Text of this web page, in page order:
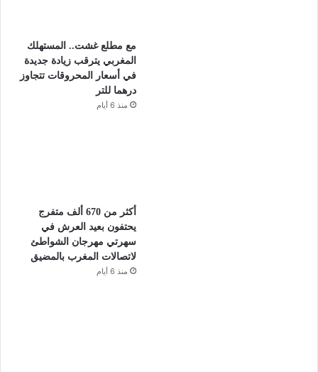
مع مطلع غشت.. المستهلك
المغربي يترقب زيادة جديدة
في أسعار المحروقات تتجاوز
درهما للتر
منذ 6 أيام
أكثر من 670 ألف متفرج
يحتفون بعيد العرش في
سهرتي مهرجان الشواطئ
لاتصالات المغرب بالمضيق
منذ 6 أيام